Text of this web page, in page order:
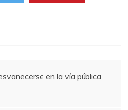
en la vía pública